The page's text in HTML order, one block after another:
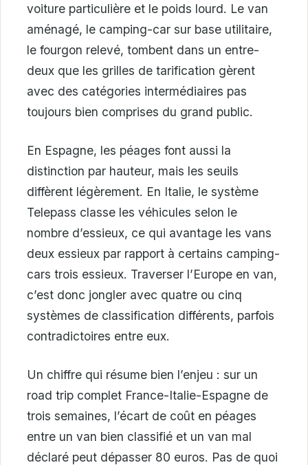
voiture particulière et le poids lourd. Le van
aménagé, le camping-car sur base utilitaire,
le fourgon relevé, tombent dans un entre-
deux que les grilles de tarification gèrent
avec des catégories intermédiaires pas
toujours bien comprises du grand public.
En Espagne, les péages font aussi la
distinction par hauteur, mais les seuils
diffèrent légèrement. En Italie, le système
Telepass classe les véhicules selon le
nombre d’essieux, ce qui avantage les vans
deux essieux par rapport à certains camping-
cars trois essieux. Traverser l’Europe en van,
c’est donc jongler avec quatre ou cinq
systèmes de classification différents, parfois
contradictoires entre eux.
Un chiffre qui résume bien l’enjeu : sur un
road trip complet France-Italie-Espagne de
trois semaines, l’écart de coût en péages
entre un van bien classifié et un van mal
déclaré peut dépasser 80 euros. Pas de quoi